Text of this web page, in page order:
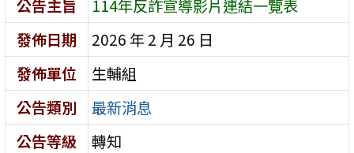
公告主旨
114年反詐宣導影片連結一覽表
發佈日期
2026 年 2 月 26 日
發佈單位
生輔組
公告類別
最新消息
公告等級
轉知